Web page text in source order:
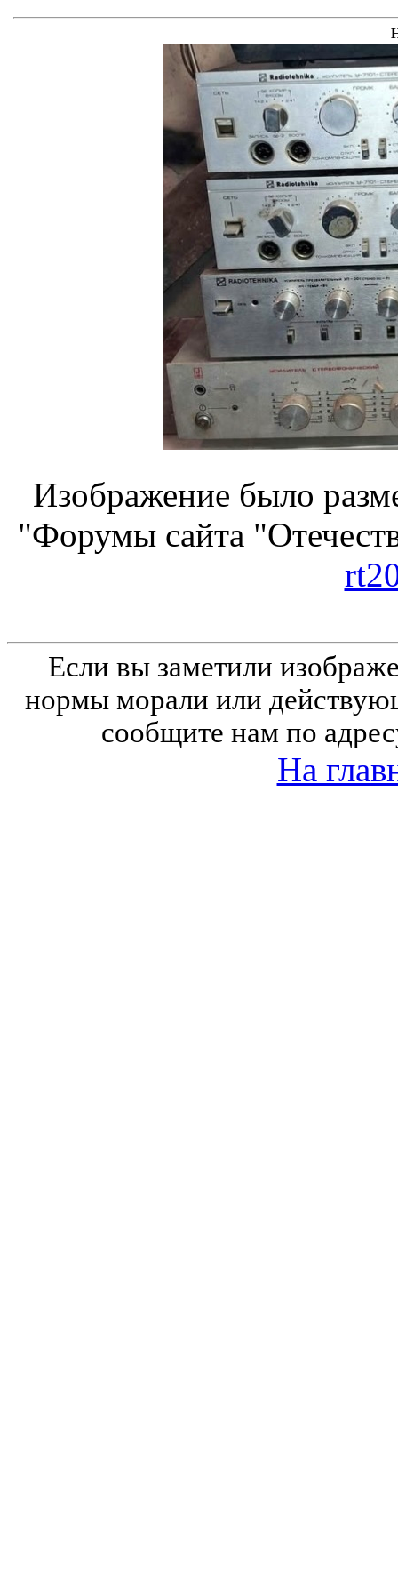
Изображение было
"Форумы сайта
Если вы заметили
нормы морали или
сообщите нам по
На